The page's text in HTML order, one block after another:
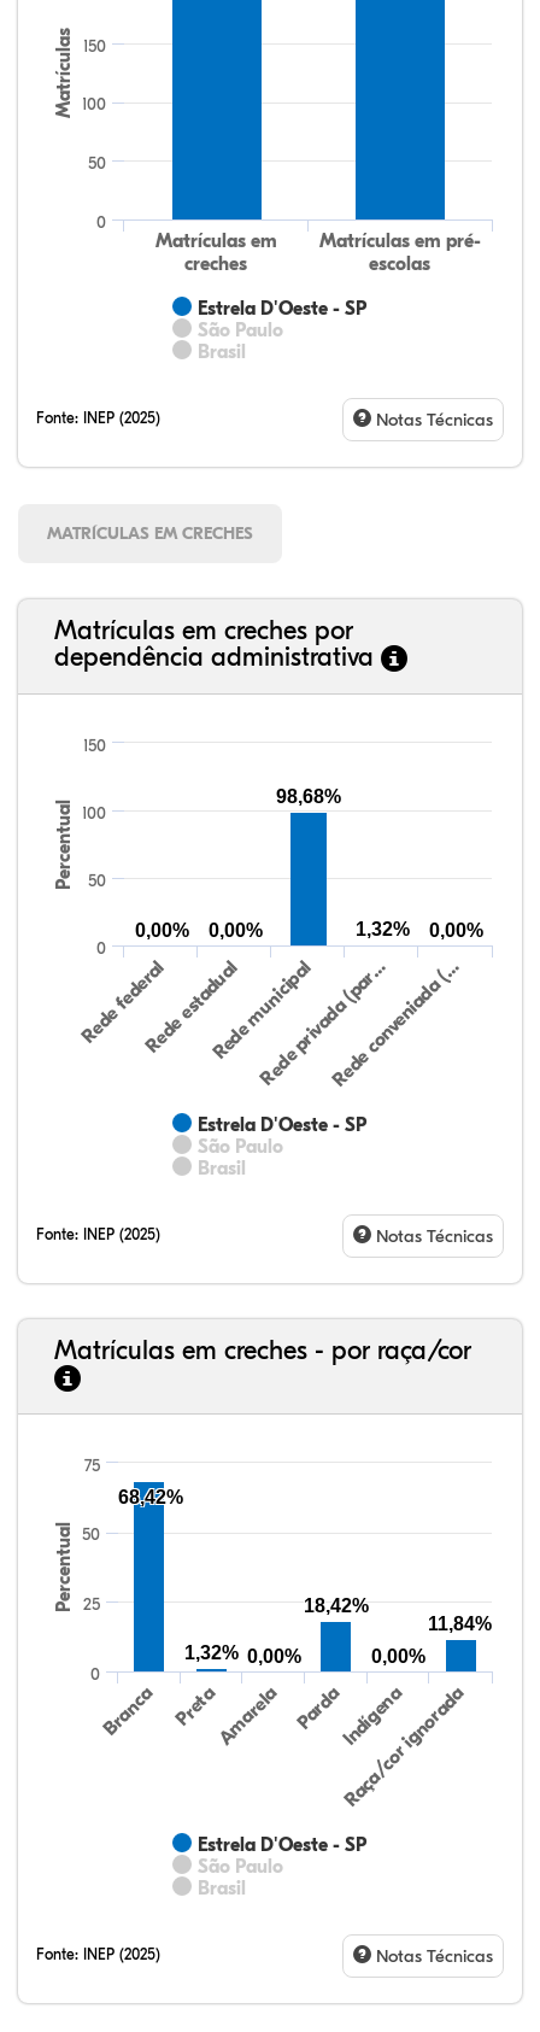
Matrículas
Estrela D'Oeste - SP
São Paulo
Brasil
Matrículas em
creches
Matrículas em pré-
escolas
0
50
100
150
Fonte: INEP (2025) Notas Técnicas
MATRÍCULAS EM CRECHES
Matrículas em creches por
dependência administrativa
Percentual
Estrela D'Oeste - SP
São Paulo
Brasil
Rede federalRede estadualRede municipal
Rede privada (par…Rede conveniada (…
0
50
100
150
0,00% 0,00%
98,68%
1,32% 0,00%
Fonte: INEP (2025) Notas Técnicas
Matrículas em creches - por raça/cor
Percentual
Estrela D'Oeste - SP
São Paulo
Brasil
Branca PretaAmarela PardaIndígena
Raça/cor ignorada
0
25
50
75
68,42%
1,32% 0,00%
18,42%
0,00%
11,84%
Fonte: INEP (2025) Notas Técnicas